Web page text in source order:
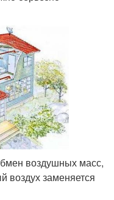
воздушных масс,
воздух заменяется